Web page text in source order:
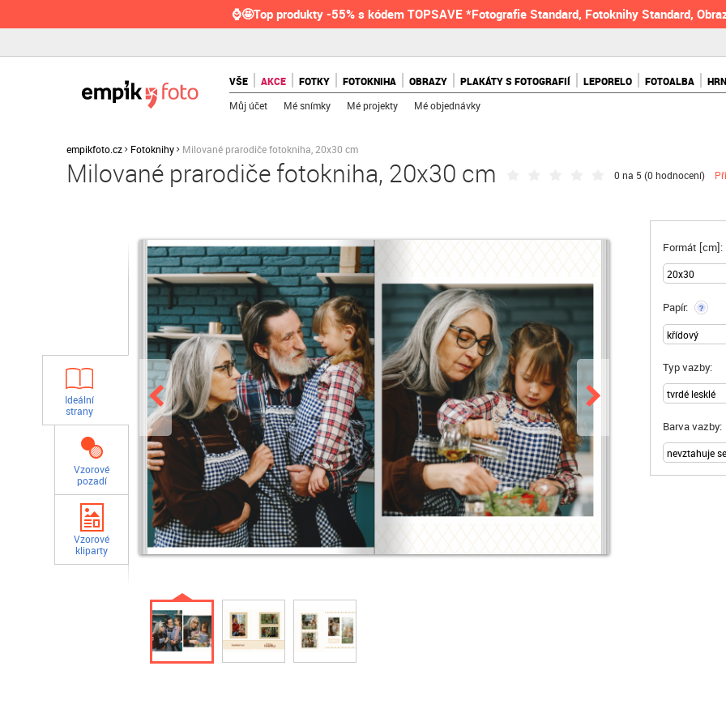
⌚🤩Top produkty -55% s kódem TOPSAVE *Fotografie Standard, Fotoknihy Standard,
VŠE AKCE FOTKY FOTOKNIHA OBRAZY PLAKÁTY S FOTOGRAFIÍ LEPORELO FOTOALBA
Můj účet Mé snímky Mé projekty Mé objednávky
empikfoto.cz Fotoknihy Milované prarodiče fotokniha, 20x30 cm
Milované prarodiče fotokniha, 20x30 cm 0 na 5 (0 hodnocení)
Ideální
strany
Vzorové
pozadí
Vzorové
kliparty
Formát [cm]:
Papír: ?
Typ vazby:
Barva vazby: